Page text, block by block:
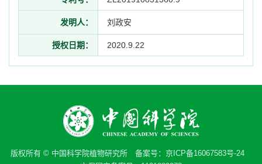
发明人： 刘政安
授权日期： 2020.9.22
版权所有 © 中国科学院植物研究所 备案号： 京ICP备16067583号-24